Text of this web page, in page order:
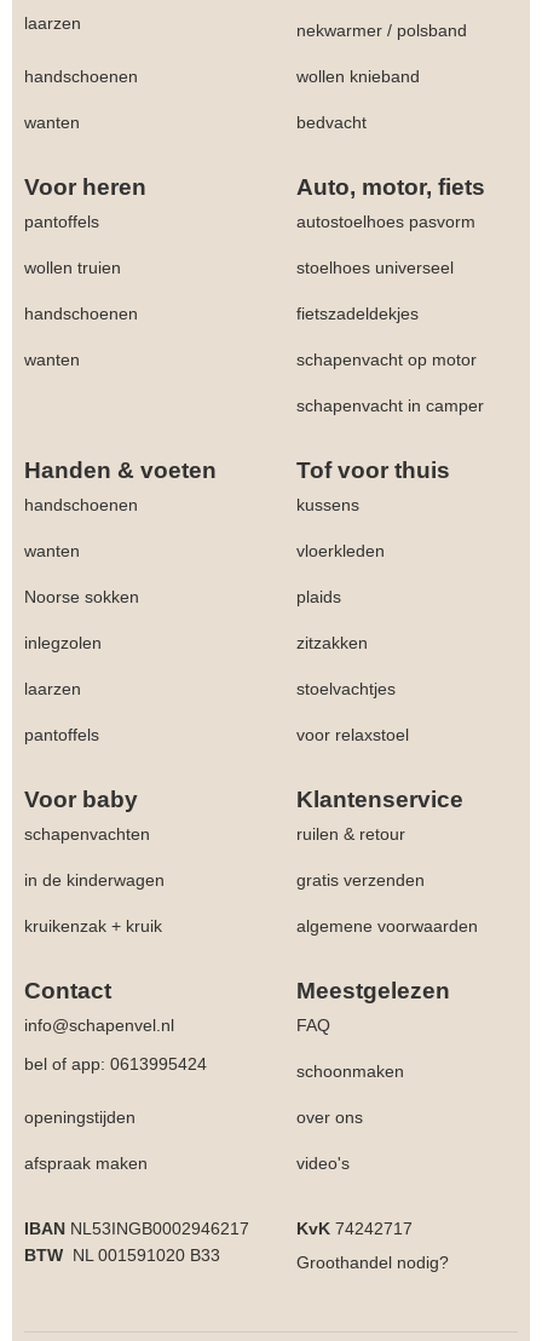
laarzen nekwarmer / polsband
handschoenen wollen knieband
wanten bedvacht
Voor heren Auto, motor, fiets
pantoffels autostoelhoes pasvorm
wollen truien stoelhoes universeel
handschoenen fietszadeldekjes
wanten schapenvacht op motor
schapenvacht in camper
Handen & voeten Tof voor thuis
handschoenen kussens
wanten vloerkleden
Noorse sokken plaids
inlegzolen zitzakken
laarzen stoelvachtjes
pantoffels voor relaxstoel
Voor baby Klantenservice
schapenvachten ruilen & retour
in de kinderwagen gratis verzenden
kruikenzak + kruik algemene voorwaarden
Contact Meestgelezen
info@schapenvel.nl
FAQ
bel of app: 0613995424
schoonmaken
openingstijden over ons
afspraak maken video's
IBAN NL53INGB0002946217 KvK 74242717
BTW NL 001591020 B33 Groothandel nodig?